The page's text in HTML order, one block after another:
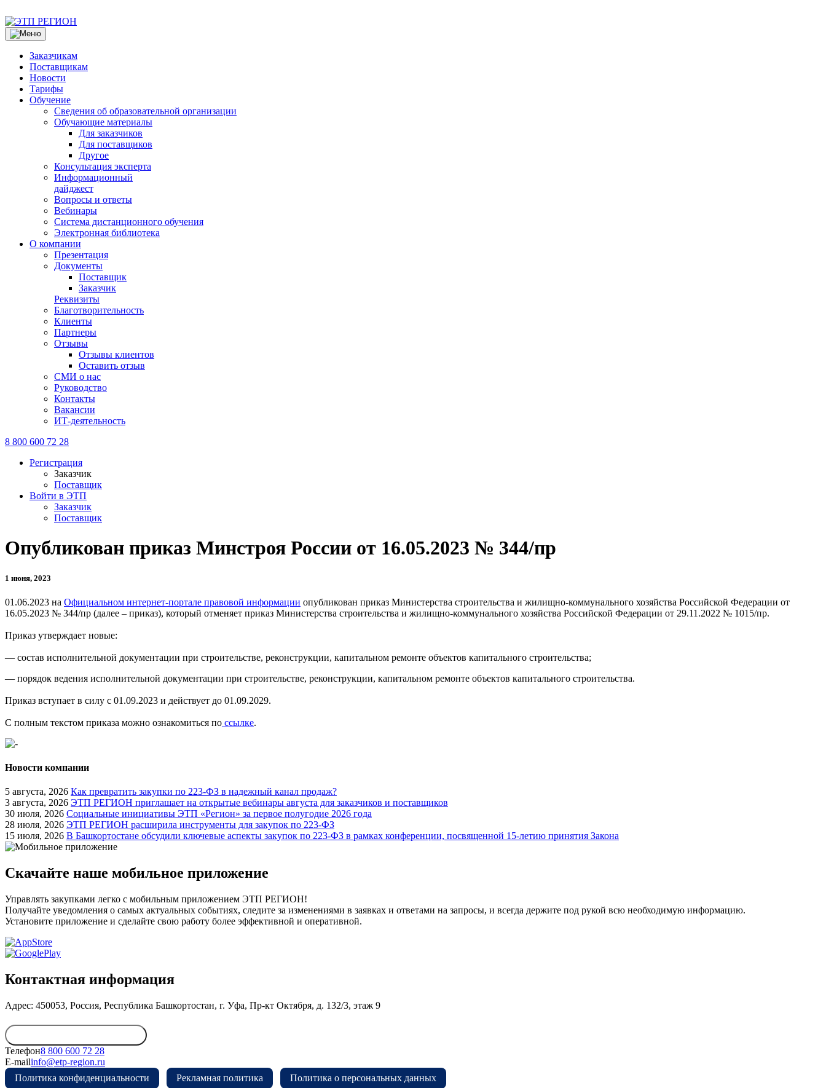
Заказчикам
Поставщикам
Новости
Тарифы
Обучение
Сведения об образовательной организации
Обучающие материалы
Для заказчиков
Для поставщиков
Другое
Консультация эксперта
Информационный
дайджест
Вопросы и ответы
Вебинары
Система дистанционного обучения
Электронная библиотека
О компании
Презентация
Документы
Поставщик
Заказчик
Реквизиты
Благотворительность
Клиенты
Партнеры
Отзывы
Отзывы клиентов
Оставить отзыв
СМИ о нас
Руководство
Контакты
Вакансии
ИТ-деятельность
8 800 600 72 28
Регистрация
Заказчик
Поставщик
Войти в ЭТП
Заказчик
Поставщик
Опубликован приказ Минстроя России от 16.05.2023 № 344/пр
1 июня, 2023
01.06.2023 на Официальном интернет-портале правовой информации опубликован приказ Министерства строительства и жилищно-коммунального хозяйства Российской Федерации от
16.05.2023 № 344/пр (далее – приказ), который отменяет приказ Министерства строительства и жилищно-коммунального хозяйства Российской Федерации от 29.11.2022 № 1015/пр.
Приказ утверждает новые:
— состав исполнительной документации при строительстве, реконструкции, капитальном ремонте объектов капитального строительства;
— порядок ведения исполнительной документации при строительстве, реконструкции, капитальном ремонте объектов капитального строительства.
Приказ вступает в силу с 01.09.2023 и действует до 01.09.2029.
С полным текстом приказа можно ознакомиться по ссылке.
Новости компании
5 августа, 2026 Как превратить закупки по 223-ФЗ в надежный канал продаж?
3 августа, 2026 ЭТП РЕГИОН приглашает на открытые вебинары августа для заказчиков и поставщиков
30 июля, 2026 Социальные инициативы ЭТП «Регион» за первое полугодие 2026 года
28 июля, 2026 ЭТП РЕГИОН расширила инструменты для закупок по 223-ФЗ
15 июля, 2026 В Башкортостане обсудили ключевые аспекты закупок по 223-ФЗ в рамках конференции, посвященной 15-летию принятия Закона
Скачайте наше мобильное приложение
Управлять закупками легко с мобильным приложением ЭТП РЕГИОН!
Получайте уведомления о самых актуальных событиях, следите за изменениями в заявках и ответами на запросы, и всегда держите под рукой всю необходимую информацию.
Установите приложение и сделайте свою работу более эффективной и оперативной.
Контактная информация
Адрес: 450053, Россия, Республика Башкортостан, г. Уфа, Пр-кт Октября, д. 132/3, этаж 9
Телефон8 800 600 72 28
E-mailinfo@etp-region.ru
Политика конфиденциальности
Рекламная политика Политика о персональных данных